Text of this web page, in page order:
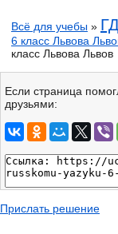
Всё для учебы »
6 класс Львова
класс Львова Львов
Если страница
друзьями:
Прислать решение